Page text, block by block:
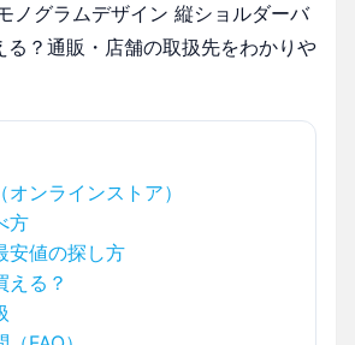
ノグラムデザイン 縦ショルダーバ
る？通販・店舗の取扱先をわかりや
ンラインストア）
方
安値の探し方
える？